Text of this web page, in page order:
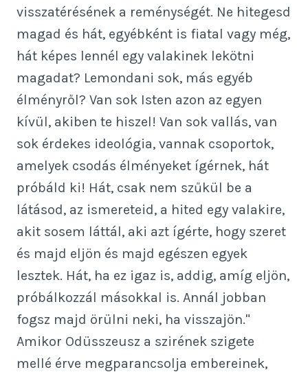
visszatérésének a reménységét. Ne hitegesd
magad és hát, egyébként is fiatal vagy még,
hát képes lennél egy valakinek lekötni
magadat? Lemondani sok, más egyéb
élményről? Van sok Isten azon az egyen
kívül, akiben te hiszel! Van sok vallás, van
sok érdekes ideológia, vannak csoportok,
amelyek csodás élményeket ígérnek, hát
próbáld ki! Hát, csak nem szűkül be a
látásod, az ismereteid, a hited egy valakire,
akit sosem láttál, aki azt ígérte, hogy szeret
és majd eljön és majd egészen egyek
lesztek. Hát, ha ez igaz is, addig, amíg eljön,
próbálkozzál másokkal is. Annál jobban
fogsz majd örülni neki, ha visszajön."
Amikor Odüsszeusz a szirének szigete
mellé érve megparancsolja embereinek,